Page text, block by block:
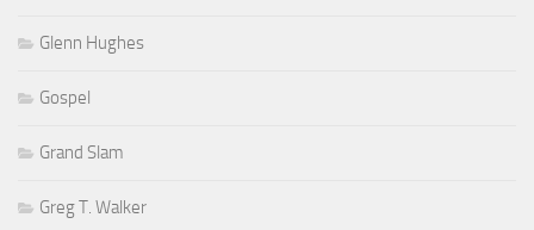
Glenn Hughes
Gospel
Grand Slam
Greg T. Walker